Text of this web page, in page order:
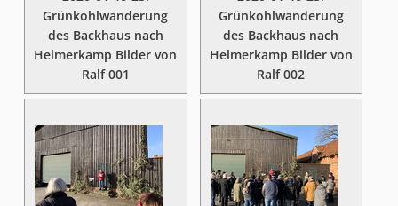
Grünkohlwanderung
des Backhaus nach
Helmerkamp Bilder von
Ralf 001
Grünkohlwanderung
des Backhaus nach
Helmerkamp Bilder von
Ralf 002